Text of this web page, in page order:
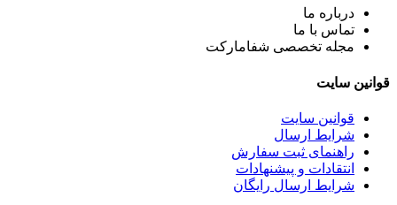
درباره ما
تماس با ما
مجله تخصصی شفامارکت
قوانین سایت
قوانین سایت
شرایط ارسال
راهنمای ثبت سفارش
انتقادات و پیشنهادات
شرایط ارسال رایگان